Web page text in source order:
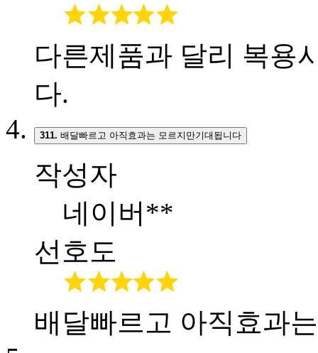
다른제품과 달리 복용
다.
311. 배달빠르고 아직효과는 모르지만기대됩니다
작성자
네이버**
선호도
배달빠르고 아직효과